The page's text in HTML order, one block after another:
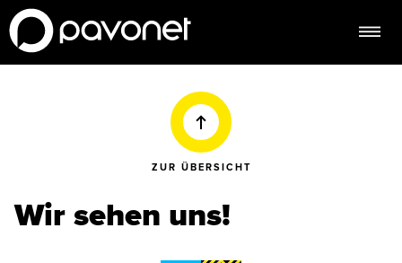
ZUR ÜBERSICHT
Wir sehen uns!